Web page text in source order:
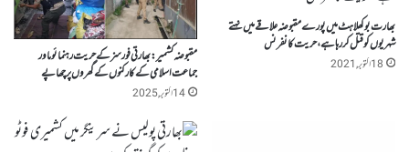
بھارت بوکھلاہٹ میں پورے مقبوضہ علاقے میں نہتے
شہریوں کو قتل کر رہا ہے،حریت کانفرنس
18 اکتوبر, 2021 مقبوضہ کشمیر: بھارتی فورسز کے حریت رہنمائوںاور
جماعت اسلامی کے کارکنوں کے گھروں پر چھاپے
14 اکتوبر, 2025